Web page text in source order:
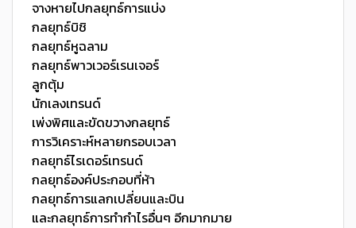
จางหายไปกลยุทธ์การแบ่ง
กลยุทธ์บิชิ
กลยุทธ์หูฉลาม
กลยุทธ์พาวเวอร์เรนเจอร์
ลูกตุ้ม
นักเลงเทรนด์
เพ่งพิศและขัดขวางกลยุทธ์
การวิเคราะห์หลายกรอบเวลา
กลยุทธ์ไรเดอร์เทรนด์
กลยุทธ์องค์ประกอบที่ห้า
กลยุทธ์การแลกเปลี่ยนและบิน
และกลยุทธ์การทำกำไรอื่นๆ อีกมากมาย